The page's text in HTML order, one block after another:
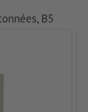
B5